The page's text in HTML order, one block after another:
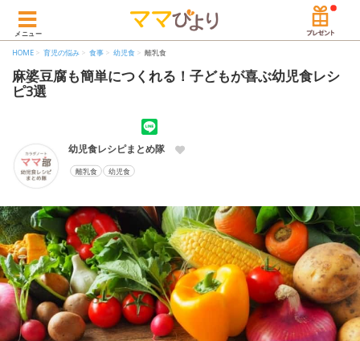
メニュー
HOME 育児の悩み 食事 幼児食 離乳食
麻婆豆腐も簡単につくれる！子どもが喜ぶ幼児食レシ
ピ3選
幼児食レシピまとめ隊
離乳食 幼児食